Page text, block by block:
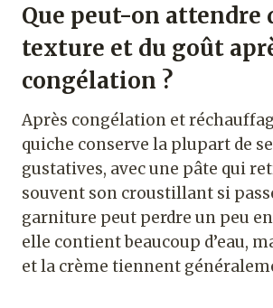
Que peut-on attendre
texture et du goût
congélation ?
Après congélation et
quiche conserve la plupart de
gustatives, avec une pâte qui
souvent son croustillant si
garniture peut perdre un peu
elle contient beaucoup d’eau,
et la crème tiennent